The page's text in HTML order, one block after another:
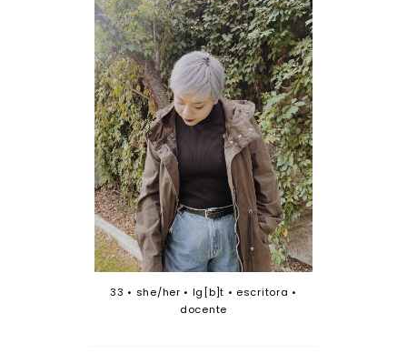
33 • she/her • lg[b]t • escritora •
docente